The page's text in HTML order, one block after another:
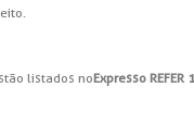
listados noExpresso REFER